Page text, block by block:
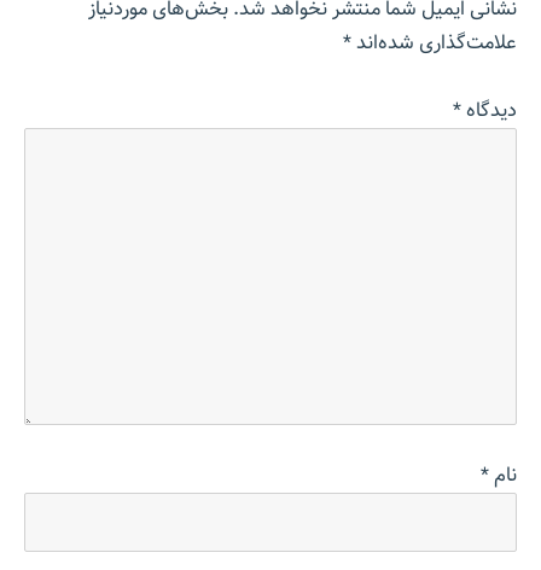
نشانی ایمیل شما منتشر نخواهد شد.بخش‌های موردنیاز
علامت‌گذاری شده‌اند*
دیدگاه*
نام*